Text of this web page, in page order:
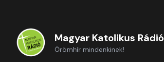
Magyar Katolikus Rádió
Örömhír mindenkinek!